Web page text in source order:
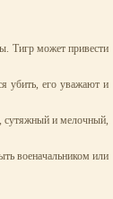
Тигр может привести
убить, его уважают и
сутяжный и мелочный,
военачальником или